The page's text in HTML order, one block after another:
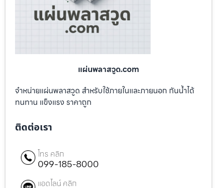
แผ่นพลาสวูด.com
จำหน่ายแผ่นพลาสวูด สำหรับใช้ภายในและภายนอก กันน้ำได้
ทนทาน แข็งแรง ราคาถูก
ติดต่อเรา
โทร คลิก
099-185-8000
แอดไลน์ คลิก